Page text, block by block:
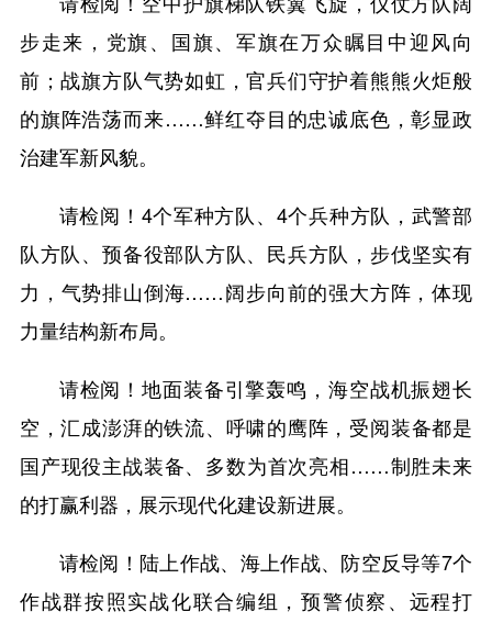
步走来，党旗、国旗、军旗在万众瞩目中迎风向
前；战旗方队气势如虹，官兵们守护着熊熊火炬般
的旗阵浩荡而来……鲜红夺目的忠诚底色，彰显政
治建军新风貌。
请检阅！4个军种方队、4个兵种方队，武警部
队方队、预备役部队方队、民兵方队，步伐坚实有
力，气势排山倒海……阔步向前的强大方阵，体现
力量结构新布局。
请检阅！地面装备引擎轰鸣，海空战机振翅长
空，汇成澎湃的铁流、呼啸的鹰阵，受阅装备都是
国产现役主战装备、多数为首次亮相……制胜未来
的打赢利器，展示现代化建设新进展。
请检阅！陆上作战、海上作战、防空反导等7个
作战群按照实战化联合编组，预警侦察、远程打